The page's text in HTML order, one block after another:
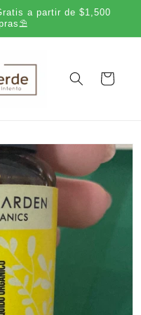
a partir de $1,500
Carrito